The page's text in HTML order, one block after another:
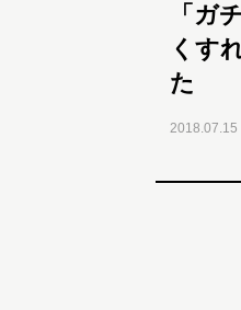
「ガ
くす
た
2018.07.15